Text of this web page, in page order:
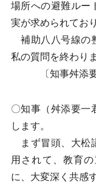
場所への避難ルー
実が求められてお
補助八八号線の
私の質問を終わり
〔知事舛添要
〇知事（舛添要
します。
まず冒頭、大松
用されて、教育
に、大変深く共感